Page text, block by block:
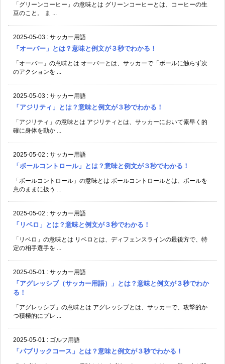
「グリーンコーヒー」の意味とは グリーンコーヒーとは、コーヒーの生
豆のこと。 ま ...
2025-05-03 : サッカー用語
「オーバー」とは？意味と例文が３秒でわかる！
「オーバー」の意味とは オーバーとは、サッカーで「ボールに触らず次
のアクションを ...
2025-05-03 : サッカー用語
「アジリティ」とは？意味と例文が３秒でわかる！
「アジリティ」の意味とは アジリティとは、サッカーにおいて素早く的
確に身体を動か ...
2025-05-02 : サッカー用語
「ボールコントロール」とは？意味と例文が３秒でわかる！
「ボールコントロール」の意味とは ボールコントロールとは、ボールを
意のままに扱う ...
2025-05-02 : サッカー用語
「リベロ」とは？意味と例文が３秒でわかる！
「リベロ」の意味とは リベロとは、ディフェンスラインの最後方で、特
定の相手選手を ...
2025-05-01 : サッカー用語
「アグレッシブ（サッカー用語）」とは？意味と例文が３秒でわか
る！
「アグレッシブ」の意味とは アグレッシブとは、サッカーで、攻撃的か
つ積極的にプレ ...
2025-05-01 : ゴルフ用語
「パブリックコース」とは？意味と例文が３秒でわかる！